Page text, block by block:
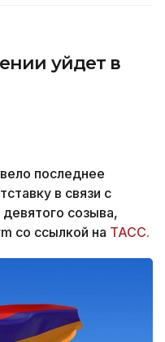
уйдет в
последнее
в связи с
созыва,
со ссылкой на ТАСС.